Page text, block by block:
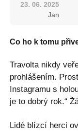
23. 06. 2025
Jan
Co ho k tomu
Travolta nikdy
prohlášením.
Instagramu s
je to dobrý rok.“
Lidé blízcí herci